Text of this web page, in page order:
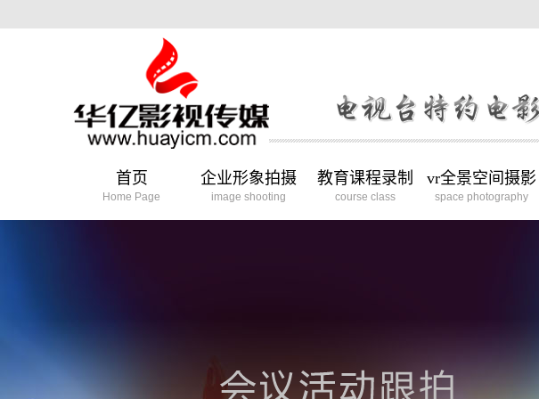
首页
Home Page
企业形象拍摄
image shooting
教育课程录制
course class
vr全景空间摄影
space photography